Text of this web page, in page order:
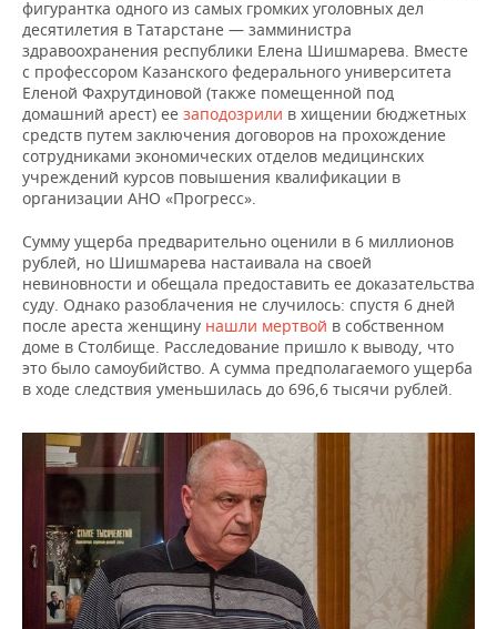
фигурантка одного из самых громких уголовных дел
десятилетия в Татарстане — замминистра
здравоохранения республики Елена Шишмарева. Вместе
с профессором Казанского федерального университета
Еленой Фахрутдиновой (также помещенной под
домашний арест) ее заподозрили в хищении бюджетных
средств путем заключения договоров на прохождение
сотрудниками экономических отделов медицинских
учреждений курсов повышения квалификации в
организации АНО «Прогресс».
Сумму ущерба предварительно оценили в 6 миллионов
рублей, но Шишмарева настаивала на своей
невиновности и обещала предоставить ее доказательства
суду. Однако разоблачения не случилось: спустя 6 дней
после ареста женщину нашли мертвой в собственном
доме в Столбище. Расследование пришло к выводу, что
это было самоубийство. А сумма предполагаемого ущерба
в ходе следствия уменьшилась до 696,6 тысячи рублей.